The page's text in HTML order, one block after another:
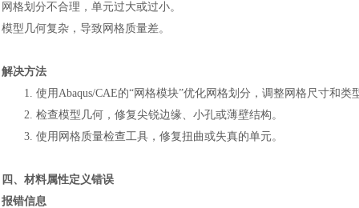
网格划分不合理，单元过大或过小。
模型几何复杂，导致网格质量差。
解决方法
1. 使用Abaqus/CAE的“网格模块”优化网格划分，调整网格尺寸和类
2. 检查模型几何，修复尖锐边缘、小孔或薄壁结构。
3. 使用网格质量检查工具，修复扭曲或失真的单元。
四、材料属性定义错误
报错信息